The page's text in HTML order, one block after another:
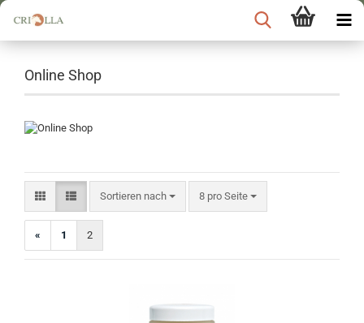
Online Shop
Sortieren nach
Sortieren nach 8 pro Seite
pro Seite
« 1 2